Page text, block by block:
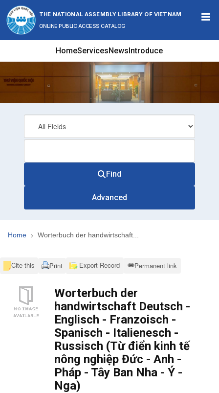
Skip to content
THE NATIONAL ASSEMBLY LIBRARY OF VIETNAM
ONLINE PUBLIC ACCESS CATALOG
HomeServicesNewsIntroduce
Find
Advanced
Home Worterbuch der handwirtschaft...
Cite this Print Export Record Permanent link
Worterbuch der
handwirtschaft Deutsch -
Englisch - Franzoisch -
Spanisch - Italienesch -
Russisch (Từ điển kinh tế
nông nghiệp Đức - Anh -
Pháp - Tây Ban Nha - Ý -
Nga)